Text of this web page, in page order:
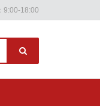
9:00-18:00